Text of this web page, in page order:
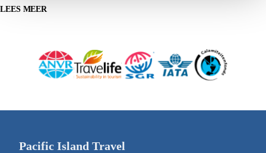
LEES MEER
Pacific Island Travel